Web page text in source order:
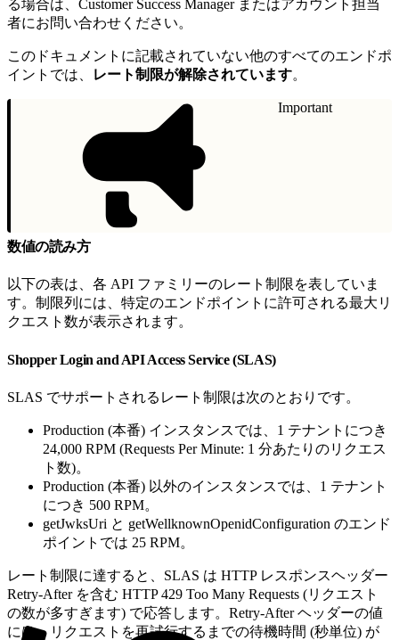
る場合は、Customer Success Manager またはアカウント担当
者にお問い合わせください。
このドキュメントに記載されていない他のすべてのエンドポ
イントでは、
レート制限が解除されています。
Important
数値の読み方
以下の表は、各 API ファミリーのレート制限を表していま
す。制限列には、特定のエンドポイントに許可される最大リ
クエスト数が表示されます。
Shopper Login and API Access Service (SLAS)
SLAS でサポートされるレート制限は次のとおりです。
Production (本番) インスタンスでは、1 テナントにつき
24,000 RPM (Requests Per Minute: 1 分あたりのリクエス
ト数)。
Production (本番) 以外のインスタンスでは、1 テナント
につき 500 RPM。
getJwksUri と getWellknownOpenidConfiguration のエンド
ポイントでは 25 RPM。
レート制限に達すると、SLAS は HTTP レスポンスヘッダー
Retry-After を含む HTTP 429 Too Many Requests (リクエスト
の数が多すぎます) で応答します。Retry-After ヘッダーの値
には、リクエストを再試行するまでの待機時間 (秒単位) が